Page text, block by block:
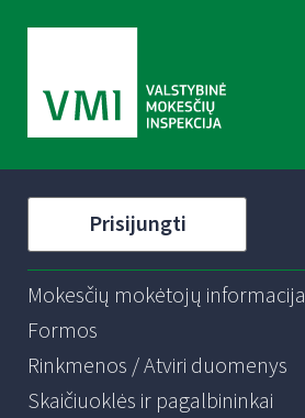
Prisijungti
Mokesčių mokėtojų informacija
Formos
Rinkmenos / Atviri duomenys
Skaičiuoklės ir pagalbininkai